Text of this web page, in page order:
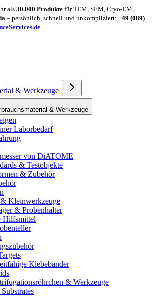
als 30.000 Produkte für TEM, SEM, Cryo-EM,
– persönlich, schnell und unkompliziert: +49 (089)
& Werkzeuge
& Werkzeuge
Laborbedarf
von DiATOME
& Testobjekte
& Zubehör
Kleinwerkzeuge
& Probenhalter
Hilfsmittel
Klebebänder
& Werkzeuge